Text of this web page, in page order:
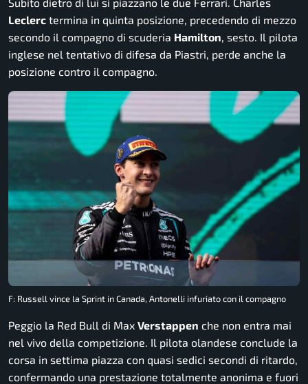
Leclerc termina in quinta posizione, precedendo di mezzo
secondo il compagno di scuderia Hamilton , sesto. Il pilota
inglese nel tentativo di difesa da Piastri, perde anche la
posizione contro il compagno.
F: Russell vince la Sprint in Canada, Antonelli infuriato con il compagno
Peggio la Red Bull di Max Verstappen che non entra mai
nel vivo della competizione. Il pilota olandese conclude la
corsa in settima piazza con quasi sedici secondi di ritardo,
confermando una prestazione totalmente anonima e fuori